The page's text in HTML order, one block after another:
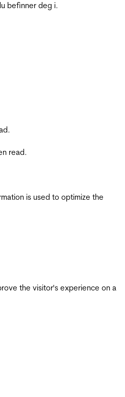
befinner deg i.
read.
is used to optimize the
the visitor's experience on a